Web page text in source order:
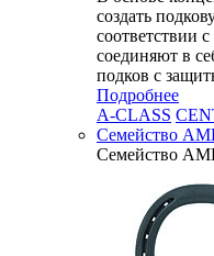
создать
соответствии
cоединяют в
подков с
Подробнее
A-CLASS
Семейство
Семейство